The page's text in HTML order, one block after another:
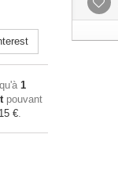
1
pouvant
€.